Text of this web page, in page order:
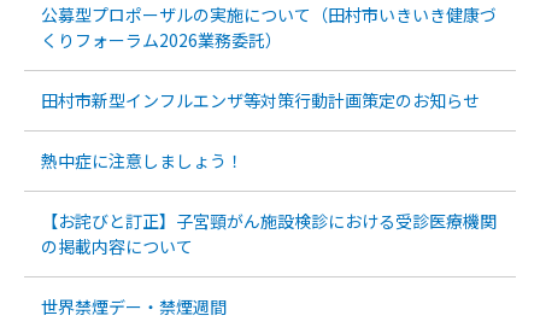
公募型プロポーザルの実施について（田村市いきいき健康づ
くりフォーラム2026業務委託）
田村市新型インフルエンザ等対策行動計画策定のお知らせ
熱中症に注意しましょう！
【お詫びと訂正】子宮頸がん施設検診における受診医療機関
の掲載内容について
世界禁煙デー・禁煙週間